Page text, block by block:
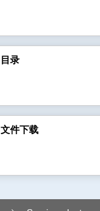
目录
文件下载